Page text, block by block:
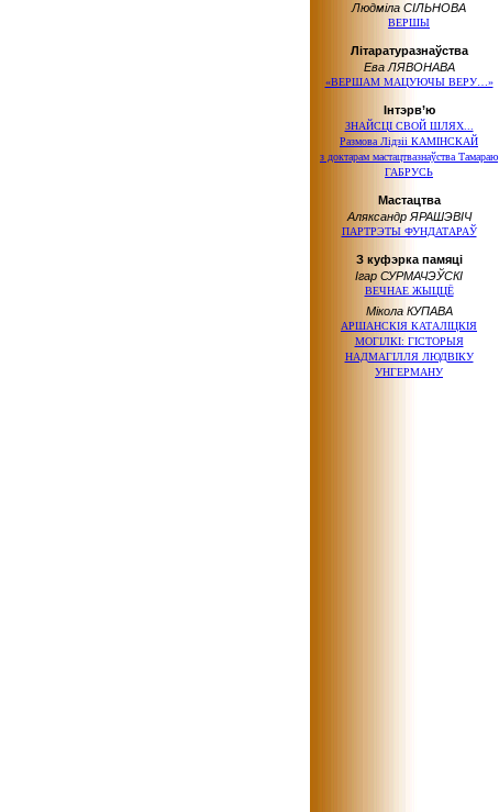
Людміла СІЛЬНОВА
ВЕРШЫ
Літаратуразнаўства
Ева ЛЯВОНАВА
«ВЕРШАМ МАЦУЮЧЫ ВЕРУ…»
Інтэрв’ю
ЗНАЙСЦІ СВОЙ ШЛЯХ...
Размова Лідзіі КАМІНСКАЙ
з доктарам мастацтвазнаўства Тамараю
ГАБРУСЬ
Мастацтва
Аляксандр ЯРАШЭВІЧ
ПАРТРЭТЫ ФУНДАТАРАЎ
З куфэрка памяці
Ігар СУРМАЧЭЎСКІ
ВЕЧНАЕ ЖЫЦЦЁ
Мікола КУПАВА
АРШАНСКІЯ КАТАЛІЦКІЯ
МОГІЛКІ: ГІСТОРЫЯ
НАДМАГІЛЛЯ ЛЮДВІКУ
УНГЕРМАНУ